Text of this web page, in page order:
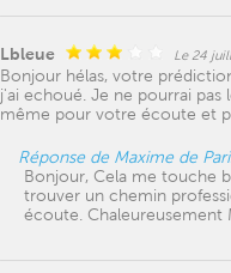
Lbleue Le 24
Bonjour hélas, votre
j'ai echoué. Je ne pourrai
même pour votre écoute et
Réponse de Maxime de
Bonjour, Cela me touche
trouver un chemin
écoute. Chaleureusement